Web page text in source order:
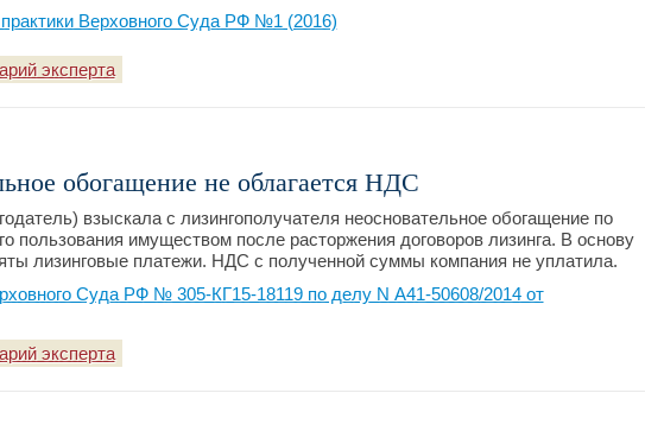
Верховного Суда РФ №1 (2016)
эксперта
обогащение не облагается НДС
взыскала с лизингополучателя неосновательное обогащение по
пользования имуществом после расторжения договоров лизинга. В основу
лизинговые платежи. НДС с полученной суммы компания не уплатила.
Суда РФ № 305-КГ15-18119 по делу N А41-50608/2014 от
эксперта